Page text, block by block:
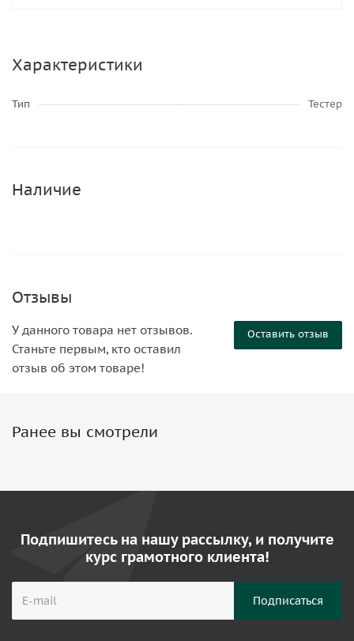
Характеристики
Тип Тестер
Наличие
Отзывы
Оставить отзыв
У данного товара нет отзывов.
Станьте первым, кто оставил
отзыв об этом товаре!
Ранее вы смотрели
Подпишитесь на нашу рассылку, и получите
курс грамотного клиента!